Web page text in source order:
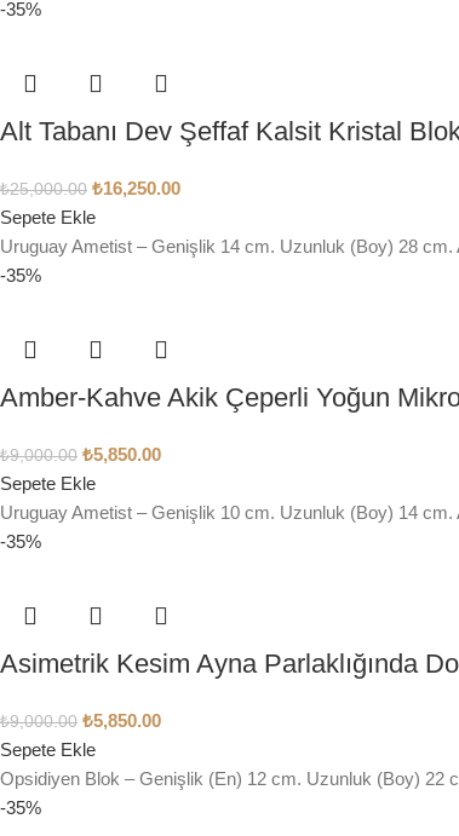
-35%
Alt Tabanı Dev Şeffaf Kalsit Kristal
₺25,000.00 ₺16,250.00
Sepete Ekle
Uruguay Ametist – Genişlik 14 cm. Uzunluk (Boy) 28 cm.
-35%
Amber-Kahve Akik Çeperli Yoğun
₺9,000.00 ₺5,850.00
Sepete Ekle
Uruguay Ametist – Genişlik 10 cm. Uzunluk (Boy) 14
-35%
Asimetrik Kesim Ayna Parlaklığında
₺9,000.00 ₺5,850.00
Sepete Ekle
Opsidiyen Blok – Genişlik (En) 12 cm. Uzunluk (Boy) 22
-35%